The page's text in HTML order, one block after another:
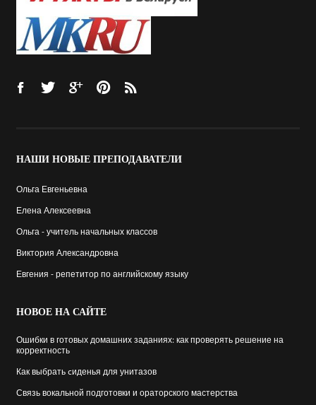
НАШИ НОВЫЕ ПРЕПОДАВАТЕЛИ
Ольга Евгеньевна
Елена Алексеевна
Ольга - учитель начальных классов
Виктория Александровна
Евгения - репетитор по английскому языку
НОВОЕ НА САЙТЕ
Ошибки в готовых домашних заданиях: как проверять решение на
корректность
Как выбрать cиденья для унитазов
Связь вокальной подготовки и ораторского мастерства